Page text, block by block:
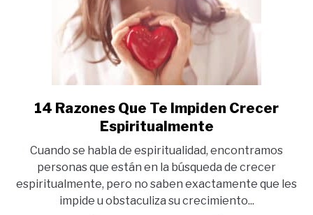
link
to
Razones
Que
Te
Impiden
14 Razones Que Te Impiden Crecer
Espiritualmente
Cuando se habla de espiritualidad, encontramos
personas que están en la búsqueda de crecer
espiritualmente, pero no saben exactamente que les
impide u obstaculiza su crecimiento...